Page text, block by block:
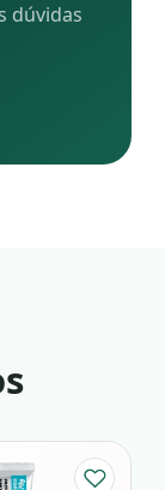
dúvidas